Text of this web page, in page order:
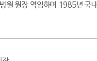
원 원장 역임하며 1985년 국